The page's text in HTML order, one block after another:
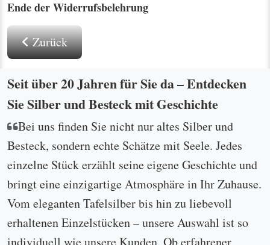
Ende der Widerrufsbelehrung
Zurück
Seit über 20 Jahren für Sie da – Entdecken
Sie Silber und Besteck mit Geschichte
Bei uns finden Sie nicht nur altes Silber und
Besteck, sondern echte Schätze mit Seele. Jedes
einzelne Stück erzählt seine eigene Geschichte und
bringt eine einzigartige Atmosphäre in Ihr Zuhause.
Vom eleganten Tafelsilber bis hin zu liebevoll
erhaltenen Einzelstücken – unsere Auswahl ist so
individuell wie unsere Kunden. Ob erfahrener